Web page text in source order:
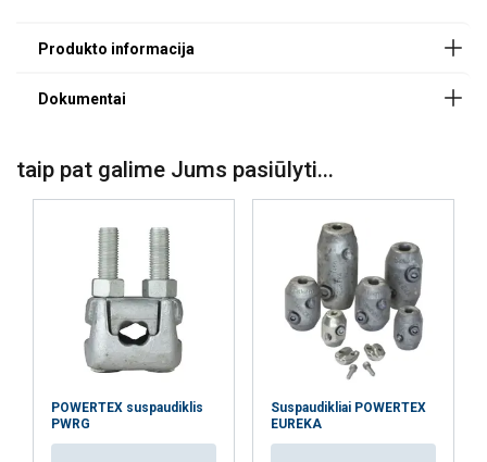
Žymėjimas:
Dėmesio:
taip pat galime Jums pasiūlyti...
POWERTEX suspaudiklis
PWRG
Suspaudikliai POWERTEX
EUREKA
LITHUANIAN
ENGLISH TRANSLATION
Ši svetainė naudoja slapukus
Naudojame slapukus siekdami
suasmeninti turinį, skelbimus ir analizuoti
srautą. Taip pat dalijamės informacija apie
jūsų naudojimąsi mūsų svetaine su mūsų
reklamos ir analizės partneriais, kurie gali
ją sujungti su kita informacija, kurią jiems
naudojatės jų paslaugomis. Privatumo
politika